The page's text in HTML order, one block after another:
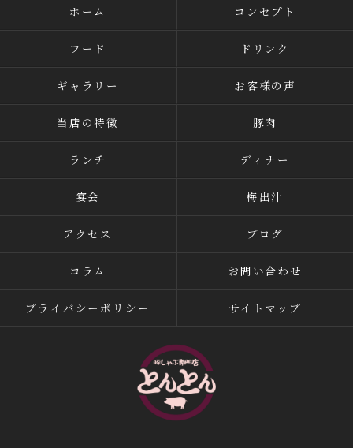
ホーム コンセプト
フード ドリンク
ギャラリー お客様の声
当店の特徴 豚肉
ランチ ディナー
宴会 梅出汁
アクセス ブログ
コラム お問い合わせ
プライバシーポリシー サイトマップ